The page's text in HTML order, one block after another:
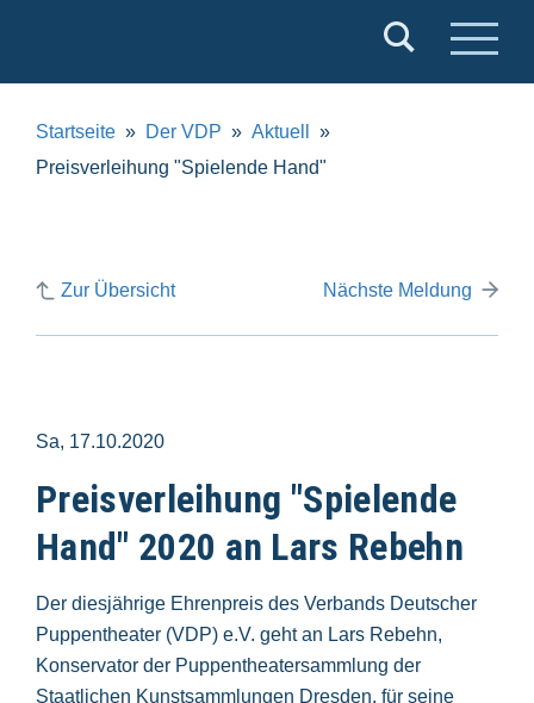
e.V.
Startseite Der VDP
Aktuell
Preisverleihung "Spielende Hand"
Zur Übersicht Nächste Meldung
Sa, 17.10.2020
Preisverleihung "Spielende
Hand" 2020 an Lars Rebehn
Der diesjährige Ehrenpreis des Verbands Deutscher
Puppentheater (VDP) e.V. geht an Lars Rebehn,
Konservator der Puppentheatersammlung der
Staatlichen Kunstsammlungen Dresden, für seine